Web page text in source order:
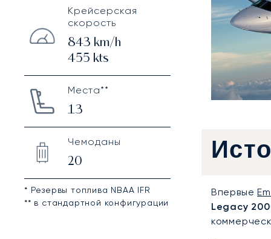
Крейсерская
скорость
843 km/h
455 kts
Места**
13
Чемоданы
20
* Резервы топлива NBAA IFR
** в стандартной конфигурации
Впервые
Legacy